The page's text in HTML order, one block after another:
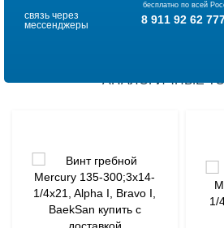
бесплатно по всей
связь через
мессенджеры
8 911 92 62
АНАЛОГИЧНЫЕ